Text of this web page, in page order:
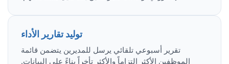
توليد تقارير الأداء
تقرير أسبوعي تلقائي يرسل للمديرين يتضمن قائمة
الموظفين الأكثر التزاماً والأكثر تأخراً بناءً على البيانات.